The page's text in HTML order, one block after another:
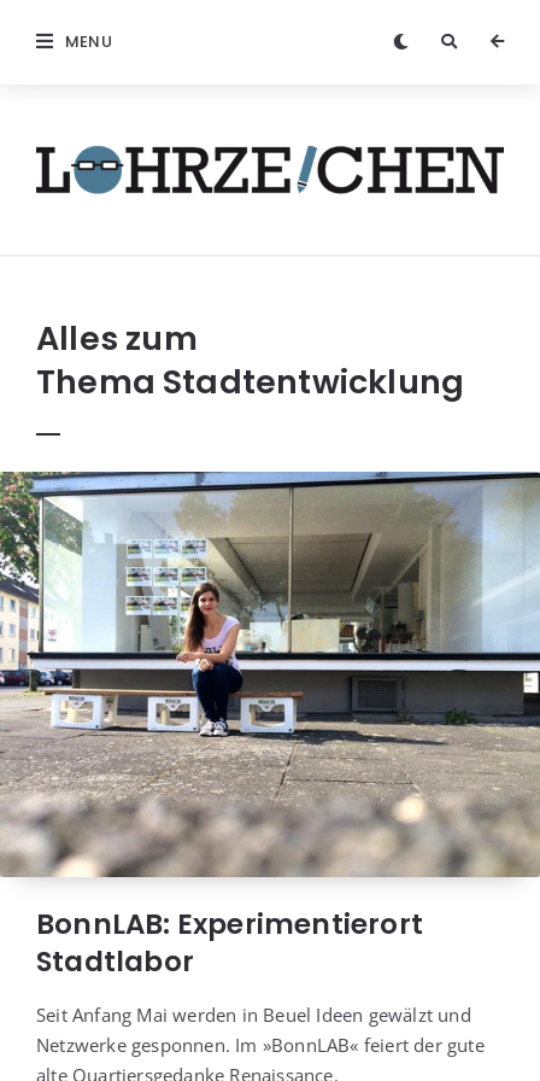
MENU
Alles zum
Thema Stadtentwicklung
BonnLAB: Experimentierort
Stadtlabor
Seit Anfang Mai wer­den in Beu­el Ideen gewälzt und
Netz­wer­ke gespon­nen. Im »Bonn­LAB« fei­ert der gute
alte Quar­tiers­ge­dan­ke Renaissance.